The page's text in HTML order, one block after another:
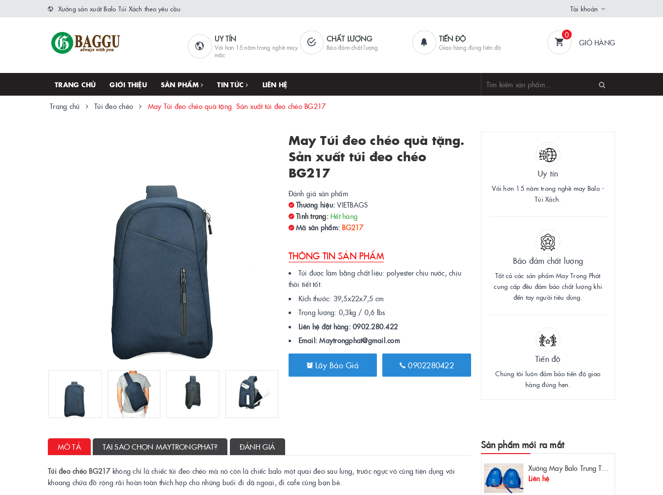
Xưởng sản xuất Balo Túi Xách theo yêu cầu Tài khoản
UY TÍN
Với hơn 15 năm trong nghề may
mặc
CHẤT LƯỢNG
Bảo đảm chất lượng
TIẾN ĐỘ
Giao hàng đúng tiến độ
0
GIỎ HÀNG
TRANG CHỦ GIỚI THIỆU SẢN PHẨM TIN TỨC LIÊN HỆ
Trang chủ Túi đeo chéo May Túi đeo chéo quà tặng. Sản xuất túi đeo chéo BG217
May Túi đeo chéo quà tặng.
Sản xuất túi đeo chéo
BG217
Đánh giá sản phẩm
Thương hiệu: VIETBAGS
Tình trạng: Hết hàng
Mã sản phẩm:BG217
THÔNG TIN SẢN PHẨM
Túi được làm bằng chất liệu: polyester chịu nước, chịu
thời tiết tốt.
Kích thước: 39,5x22x7,5 cm
Trọng lượng: 0,3kg / 0,6 lbs
Liên hệ đặt hàng: 0902.280.422
Email: Maytrongphat@gmail.com
Lấy Báo Giá 0902280422
Uy tín
Với hơn 15 năm trong nghề may Balo -
Túi Xách.
Bảo đảm chất lượng
Tất cả các sản phẩm May Trọng Phát
cung cấp đều đảm bảo chất lượng khi
đến tay người tiêu dùng.
Tiến độ
Chúng tôi luôn đảm bảo tiến độ giao
hàng đúng hẹn.
MÔ TẢ TẠI SAO CHỌN MAYTRONGPHAT? ĐÁNH GIÁ
Túi đeo chéo BG217 không chỉ là chiếc túi đeo chéo mà nó còn là chiếc balo một quai đeo sau lưng, trước ngực vô cùng tiện dụng với
khoang chứa đồ rộng rãi hoàn toàn thích hợp cho những buổi đi dã ngoại, đi cafe cùng bạn bè.
Sản phẩm mới ra mắt
Xưởng May Balo Trung Tâm Ngoại Ngữ Apollo In Logo Giá Rẻ Tại Xưởng
Liên hệ